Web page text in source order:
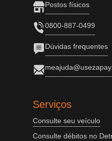
Postos físicos
0800-887-0499
Dúvidas frequentes
Serviços
Consulte seu veículo
Consulte débitos no